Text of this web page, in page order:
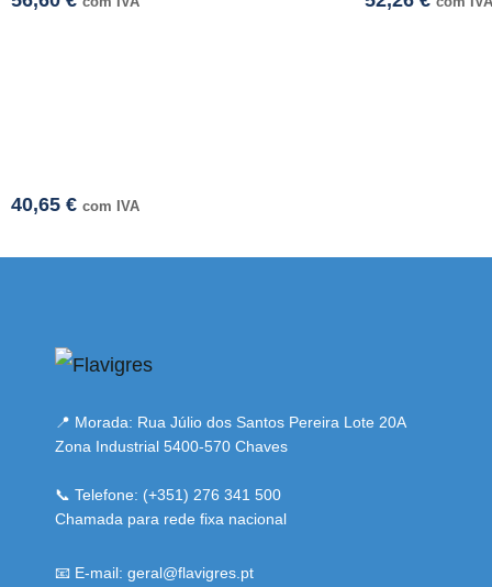
40,65 € com IVA
📍 Morada: Rua Júlio dos Santos Pereira Lote 20A
Zona Industrial 5400-570 Chaves
📞 Telefone: (+351) 276 341 500
Chamada para rede fixa nacional
📧 E-mail: geral@flavigres.pt